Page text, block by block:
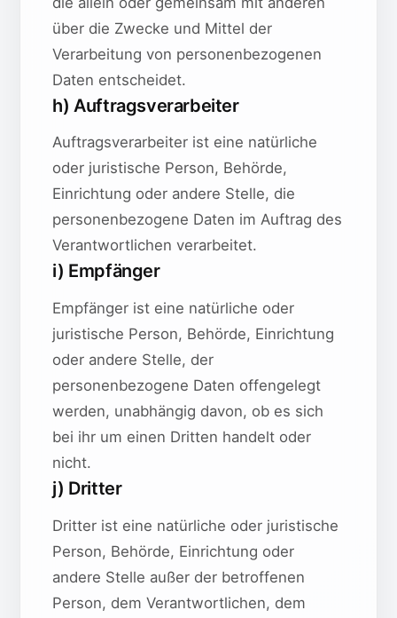
über die Zwecke und Mittel der
Verarbeitung von personenbezogenen
Daten entscheidet.
h) Auftragsverarbeiter
Auftragsverarbeiter ist eine natürliche
oder juristische Person, Behörde,
Einrichtung oder andere Stelle, die
personenbezogene Daten im Auftrag des
Verantwortlichen verarbeitet.
i) Empfänger
Empfänger ist eine natürliche oder
juristische Person, Behörde, Einrichtung
oder andere Stelle, der
personenbezogene Daten offengelegt
werden, unabhängig davon, ob es sich
bei ihr um einen Dritten handelt oder
nicht.
j) Dritter
Dritter ist eine natürliche oder juristische
Person, Behörde, Einrichtung oder
andere Stelle außer der betroffenen
Person, dem Verantwortlichen, dem